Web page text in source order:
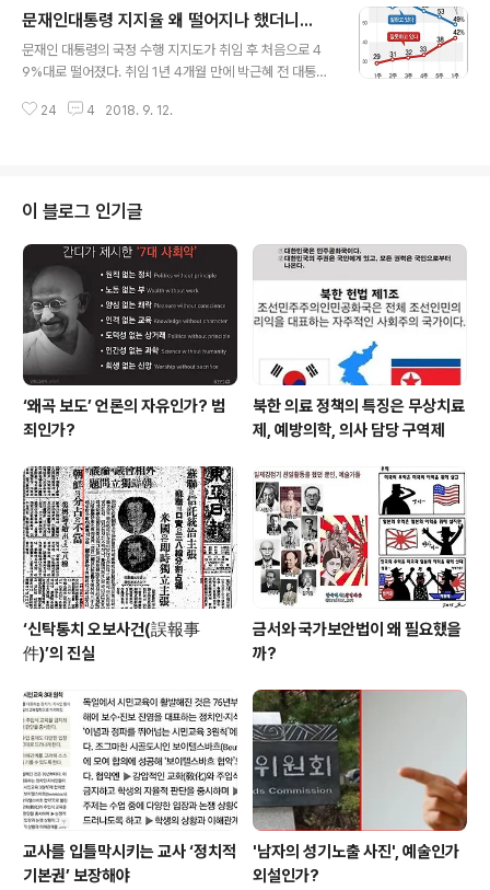
있다. 민주주의에서 살고 있으면서 자신이 나라의 주인임
을 모르고 산다는 것은 불행한 일이다. 마찬가지로 자본주
의에서 살면서 자본주의에 대한 이해 없이 산다는 것도 그
야할 기본적인 권리를 누리지 못하고 산다는 것은 자본의
문재인대통령 지지율 왜 떨어지나 했더니...
문재인 대통령의 국정 수행 지지도가 취임 후 처음으로 4
9%대로 떨어졌다. 취임 1년 4개월 만에 박근혜 전 대통령
와 비슷한 수준이다. 여론조사 전문기관 의 지난 5월1주 여
9%로 떨어지더니 지난 9월 초 여론조사 결과 취임 후 4
9%로 내려 앉아 최저치를 기록했다. 한국갤럽은 "문 대통
령 취임 1년 4개월 만에 처음으로 49%대로 하락한 부정
평가 이유로는 '경제·민생 문제 해결 부족'(41%), '대북 관
계·친북 성향'(8%), '최저임금 인상'(7%), ..
24 4 2018. 9. 12.
이 블로그 인기글
‘왜곡 보도’ 언론의 자유인가? 범
죄인가?
북한 의료 정책의 특징은 무상치료
제, 예방의학, 의사 담당 구역제
‘신탁통치 오보사건(誤報事
件)’의 진실
금서와 국가보안법이 왜 필요했을
까?
교사를 입틀막시키는 교사 ‘정치적
기본권’ 보장해야
'남자의 성기노출 사진', 예술인가
외설인가?